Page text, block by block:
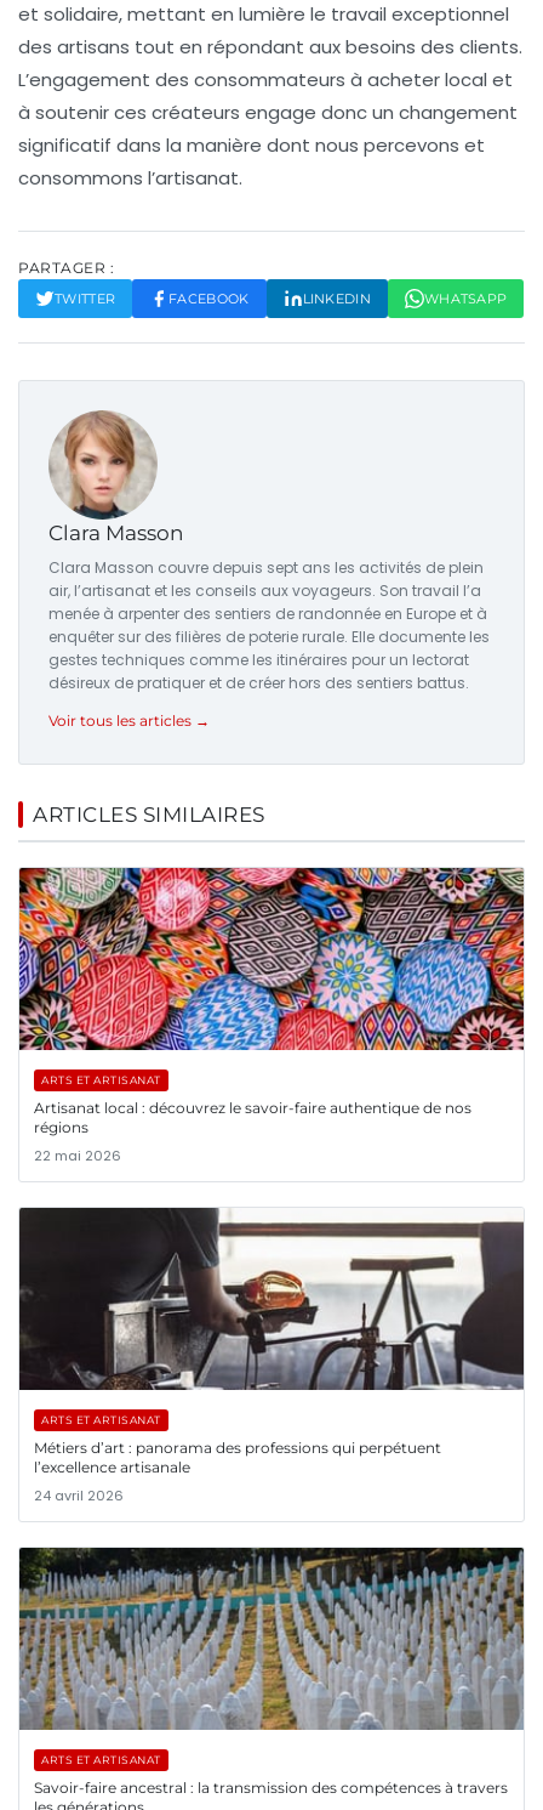
et solidaire, mettant en lumière le travail exceptionnel
des artisans tout en répondant aux besoins des clients.
L’engagement des consommateurs à acheter local et
à soutenir ces créateurs engage donc un changement
significatif dans la manière dont nous percevons et
consommons l’artisanat.
PARTAGER :
TWITTER FACEBOOK LINKEDIN WHATSAPP
Clara Masson
Clara Masson couvre depuis sept ans les activités de plein
air, l’artisanat et les conseils aux voyageurs. Son travail l’a
menée à arpenter des sentiers de randonnée en Europe et à
enquêter sur des filières de poterie rurale. Elle documente les
gestes techniques comme les itinéraires pour un lectorat
désireux de pratiquer et de créer hors des sentiers battus.
Voir tous les articles →
ARTICLES SIMILAIRES
ARTS ET ARTISANAT
Artisanat local : découvrez le savoir-faire authentique de nos
régions
22 mai 2026
ARTS ET ARTISANAT
Métiers d’art : panorama des professions qui perpétuent
l’excellence artisanale
24 avril 2026
ARTS ET ARTISANAT
Savoir-faire ancestral : la transmission des compétences à travers